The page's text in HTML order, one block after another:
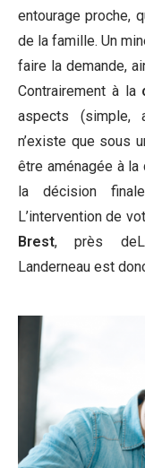
entourage proche,
de la famille. Un
faire la demande,
Contrairement à la
aspects (simple,
n’existe que sous
être aménagée à la
la décision
L’intervention de
Brest, près
Landerneau est